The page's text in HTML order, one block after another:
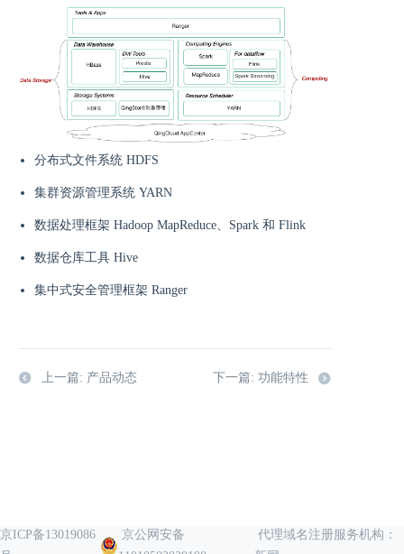
分布式文件系统 HDFS
集群资源管理系统 YARN
数据处理框架 Hadoop MapReduce、Spark 和 Flink
数据仓库工具 Hive
集中式安全管理框架 Ranger
上一篇: 产品动态 下一篇: 功能特性
京ICP备13019086
京公网安备
代理域名注册服务机构：